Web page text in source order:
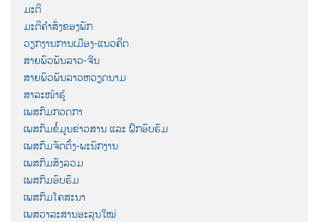
ມະຕິ
ມະຕິຄຳສັ່ງຂອງພັກ
ວຽກງານການເມືອງ-ແນວຄິດ
ສາຍພົວພັນລາວ-ຈີນ
ສາຍພົວພັນລາວຫວຽດນາມ
ສາລະໜ້າຮູ້
ເພສກົມກວດກາ
ເພສກົມຂໍ້ມູນຂ່າວສານ ແລະ ຝຶກອົບຮົມ
ເພສກົມຈັດຕັ້ງ-ພະນັກງານ
ເພສກົມສັງລວມ
ເພສກົມອົບຮົມ
ເພສກົມໂຄສະນາ
ເພສວາລະສານອະລຸນໃໝ່